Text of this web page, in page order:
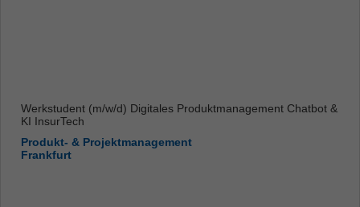
Werkstudent (m/w/d) Digitales Produktmanagement Chatbot &
KI InsurTech
Produkt- & Projektmanagement
Frankfurt